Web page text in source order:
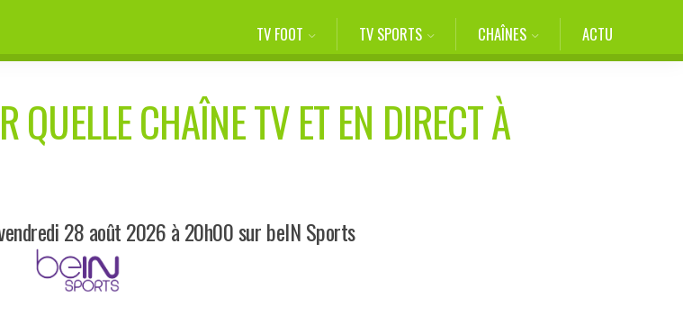
TV FOOT TV SPORTS CHAÎNES ACTU
QUELLE CHAÎNE TV ET EN DIRECT À
28 août 2026 à 20h00 sur beIN Sports